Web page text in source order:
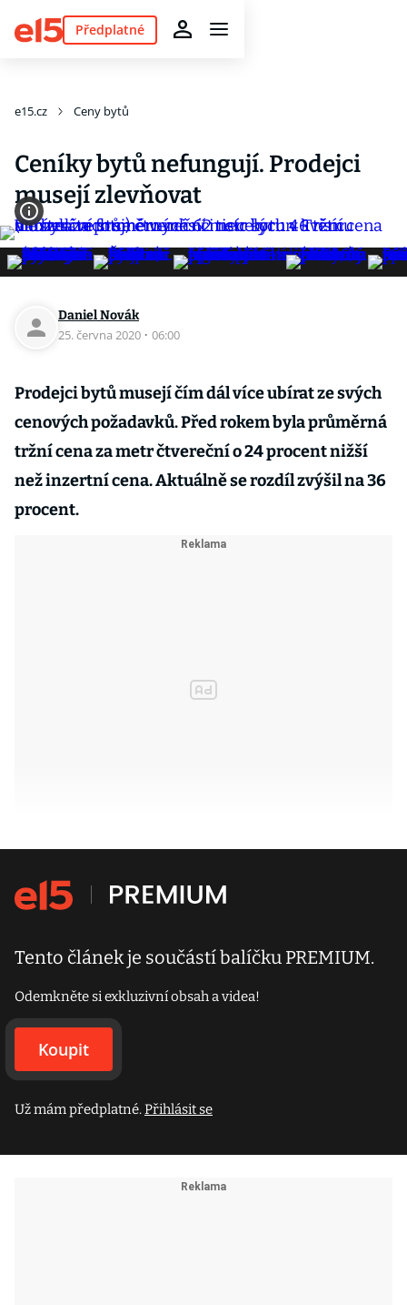
Předplatné
e15.cz Ceny bytů
Ceníky bytů nefungují. Prodejci
musejí zlevňovat
Daniel Novák
25. června 2020 · 06:00
Prodejci bytů musejí čím dál více ubírat ze svých
cenových požadavků. Před rokem byla průměrná
tržní cena za metr čtvereční o 24 procent nižší
než inzertní cena. Aktuálně se rozdíl zvýšil na 36
procent.
Tento článek je součástí balíčku PREMIUM.
Odemkněte si exkluzivní obsah a videa!
Koupit
Už mám předplatné.Přihlásit se